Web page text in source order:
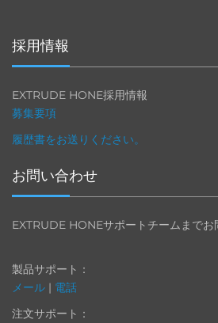
採用情報
EXTRUDE HONE採用情報
募集要項
履歴書をお送りください。
お問い合わせ
EXTRUDE HONEサポートチームまでお
製品サポート：
メール | 電話
注文サポート：